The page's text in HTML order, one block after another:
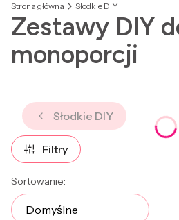
Strona główna Słodkie DIY
Zestawy DIY
monoporcji
Słodkie DIY
Filtry
Lista produktów
Sortowanie:
Domyślne